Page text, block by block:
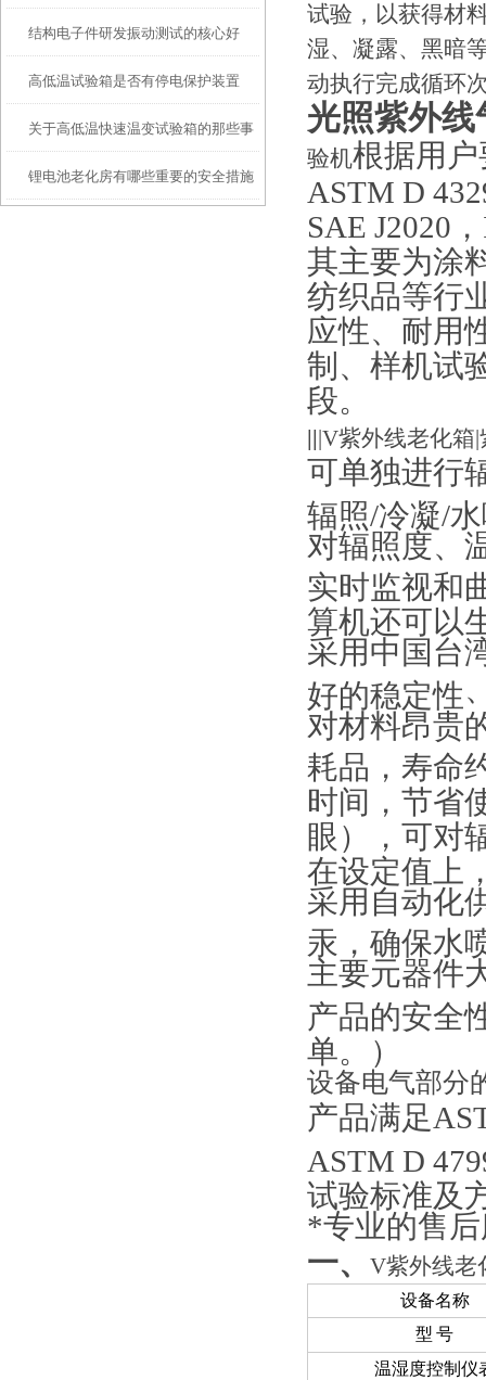
快速升降
结构电子件研发振动测试的核心好
处：电磁式振动台研发应用解析
高低温试验箱是否有停电保护装置
呢？
关于高低温快速温变试验箱的那些事
锂电池老化房有哪些重要的安全措施
试验，以获得材
湿、凝露、黑暗
动执行完成循环
光照紫外
验机根据用
ASTM D
SAE J2020
其主要为涂
纺织品等行
应性、耐用
制、样机试
段。
|||V紫外线老化箱
可单独进行
辐照/冷凝/
对辐照度、
实时监视和
算机还可以
采用中国台
好的稳定性
对材料昂贵
耗品，寿命
时间，节省
眼），可对
在设定值上
采用自动化
汞，确保水
主要元器件
产品的安全
单。）
设备电气部分
产品满足
ASTM D
试验标准及
*专业的售
一、
V紫外线老
设备名称
型 号
温湿度控制仪